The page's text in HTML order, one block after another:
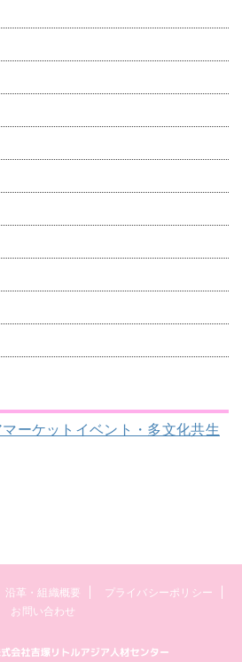
ーケットイベント・多文化共生
沿革・組織概要
プライバシーポリシー
お問い合わせ